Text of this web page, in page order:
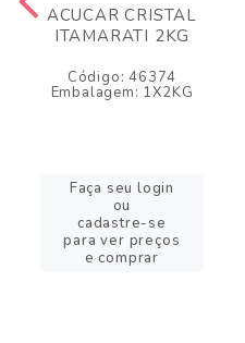
ACUCAR CRISTAL
ITAMARATI 2KG
Código: 46374
Embalagem: 1X2KG
Faça seu login
ou
cadastre-se
para ver preços
e comprar